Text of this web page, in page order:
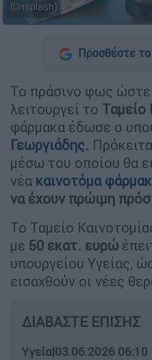
(Unsplash)
Προσθέστε
Το πράσινο φως ώστε
λειτουργεί το Ταμείο
φάρμακα έδωσε ο
Γεωργιάδης.
μέσω του οποίου θα
νέα καινοτόμα
να έχουν πρώιμη
Το Ταμείο
με 50 εκατ. ευρώ
υπουργείου Υγείας,
εισαχθούν οι νέες
ΔΙΑΒΑΣΤΕ ΕΠΙΣΗΣ
Υγεία|03.06.2026 06:10